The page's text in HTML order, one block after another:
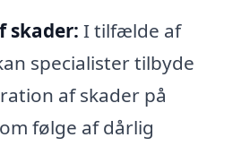
skader: I tilfælde af
specialister tilbyde
af skader på
følge af dårlig